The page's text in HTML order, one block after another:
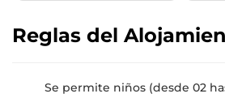
Reglas del
Se permite niños (desde 02